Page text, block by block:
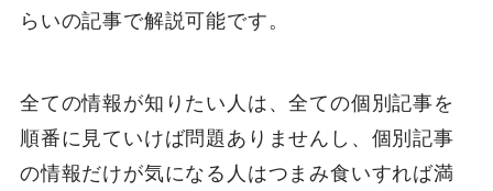
らいの記事で解説可能です。
全ての情報が知りたい人は、全ての個別記事を
順番に見ていけば問題ありませんし、個別記事
の情報だけが気になる人はつまみ食いすれば満